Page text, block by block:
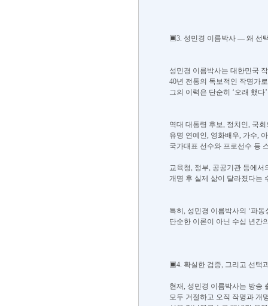
▣3. 성민경 이름박사 — 왜 선
성민경 이름박사는 대한민국
40년 전통의 독보적인 작명가
그의 이력은 단순히 ‘오래 했
역대 대통령 후보, 정치인, 국
유명 연예인, 영화배우, 가수,
국가대표 선수와 프로선수 등
교육청, 정부, 공공기관 등에서
개명 후 실제 삶이 달라졌다는
특히, 성민경 이름박사의 ‘파동
단순한 이론이 아닌 수십 년간
▣4. 확실한 검증, 그리고 선택
현재, 성민경 이름박사는 방송
모두 거절하고 오직 작명과 개